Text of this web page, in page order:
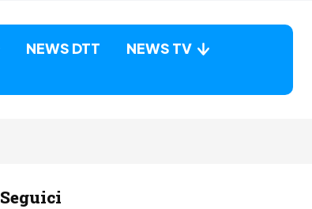
NEWS DTT
NEWS TV
Seguici